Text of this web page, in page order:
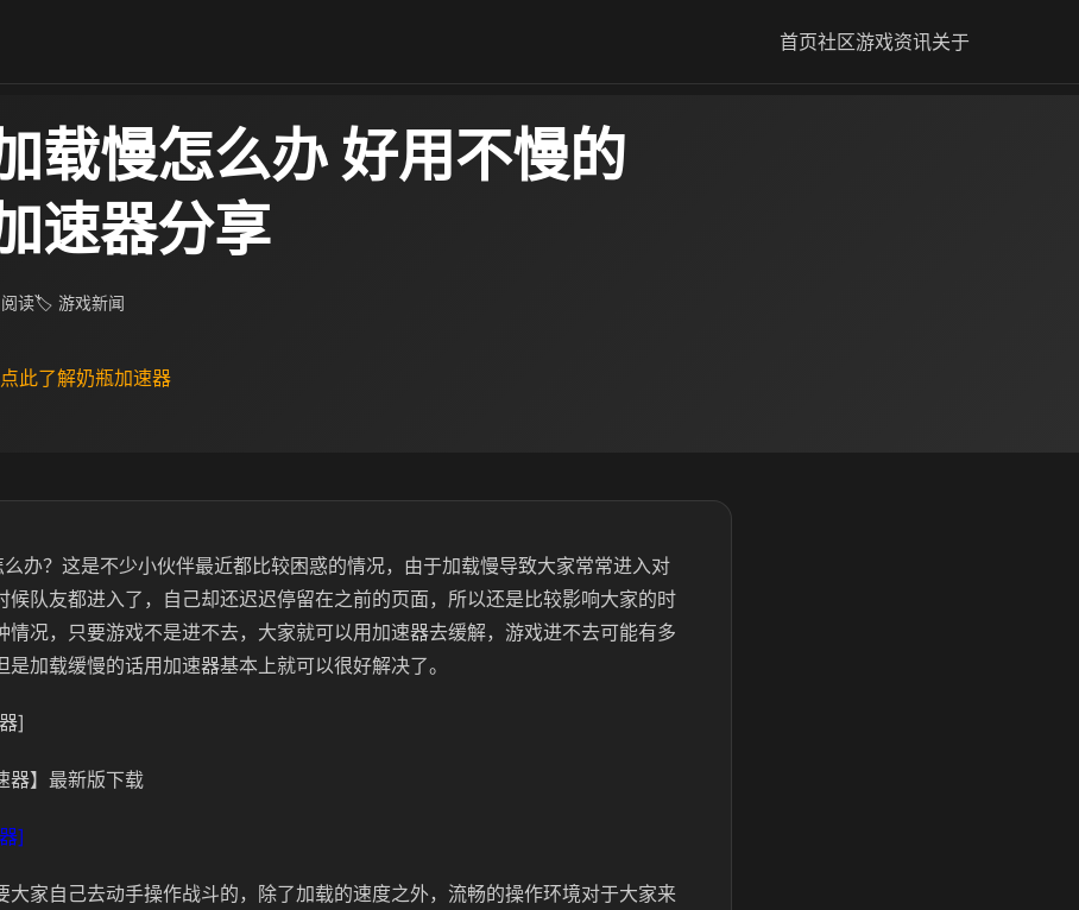
首页社区游戏资讯关于
载慢怎么办 好用不慢的
速器分享
读🏷 游戏新闻
此了解奶瓶加速器
办？这是不少小伙伴最近都比较困惑的情况，由于加载慢导致大家常常进入对
候队友都进入了，自己却还迟迟停留在之前的页面，所以还是比较影响大家的时
情况，只要游戏不是进不去，大家就可以用加速器去缓解，游戏进不去可能有多
是加载缓慢的话用加速器基本上就可以很好解决了。
]
器】最新版下载
]
大家自己去动手操作战斗的，除了加载的速度之外，流畅的操作环境对于大家来